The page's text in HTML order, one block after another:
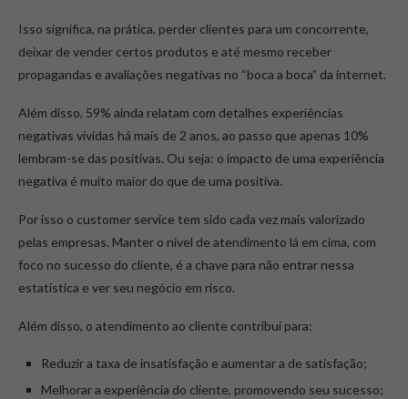
Isso significa, na prática, perder clientes para um concorrente,
deixar de vender certos produtos e até mesmo receber
propagandas e avaliações negativas no “boca a boca” da internet.
Além disso, 59% ainda relatam com detalhes experiências
negativas vividas há mais de 2 anos, ao passo que apenas 10%
lembram-se das positivas. Ou seja: o impacto de uma experiência
negativa é muito maior do que de uma positiva.
Por isso o customer service tem sido cada vez mais valorizado
pelas empresas. Manter o nível de atendimento lá em cima, com
foco no sucesso do cliente, é a chave para não entrar nessa
estatística e ver seu negócio em risco.
Além disso, o atendimento ao cliente contribui para:
Reduzir a taxa de insatisfação e aumentar a de satisfação;
Melhorar a experiência do cliente, promovendo seu sucesso;